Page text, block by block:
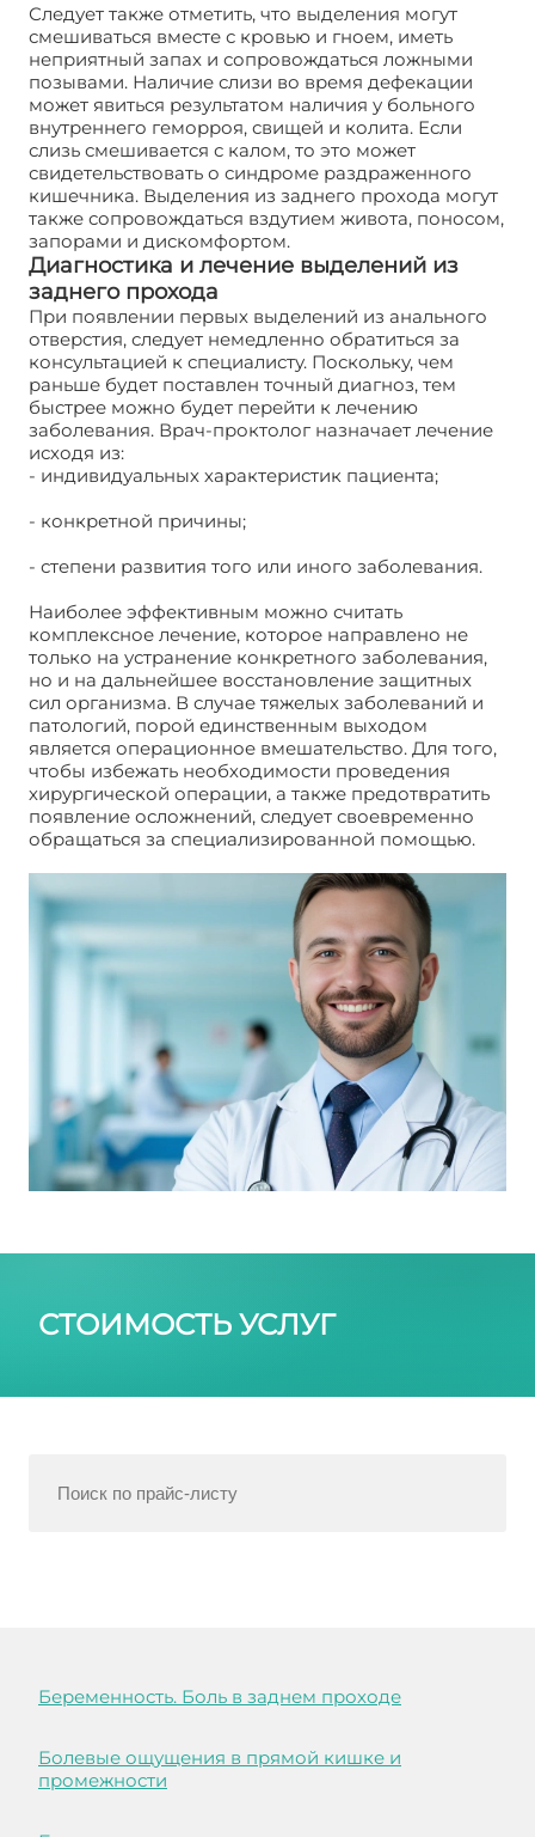
Следует также отметить, что выделения могут
смешиваться вместе с кровью и гноем, иметь
неприятный запах и сопровождаться ложными
позывами. Наличие слизи во время дефекации
может явиться результатом наличия у больного
внутреннего геморроя, свищей и колита. Если
слизь смешивается с калом, то это может
свидетельствовать о синдроме раздраженного
кишечника. Выделения из заднего прохода могут
также сопровождаться вздутием живота, поносом,
запорами и дискомфортом.
Диагностика и лечение выделений из
заднего прохода
При появлении первых выделений из анального
отверстия, следует немедленно обратиться за
консультацией к специалисту. Поскольку, чем
раньше будет поставлен точный диагноз, тем
быстрее можно будет перейти к лечению
заболевания. Врач-проктолог назначает лечение
исходя из:
- индивидуальных характеристик пациента;
- конкретной причины;
- степени развития того или иного заболевания.
Наиболее эффективным можно считать
комплексное лечение, которое направлено не
только на устранение конкретного заболевания,
но и на дальнейшее восстановление защитных
сил организма. В случае тяжелых заболеваний и
патологий, порой единственным выходом
является операционное вмешательство. Для того,
чтобы избежать необходимости проведения
хирургической операции, а также предотвратить
появление осложнений, следует своевременно
обращаться за специализированной помощью.
СТОИМОСТЬ УСЛУГ
Беременность. Боль в заднем проходе
Болевые ощущения в прямой кишке и
промежности